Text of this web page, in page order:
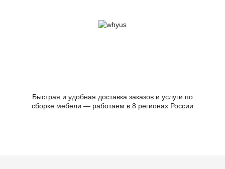
Быстрая и удобная доставка заказов и услуги по
сборке мебели — работаем в 8 регионах России